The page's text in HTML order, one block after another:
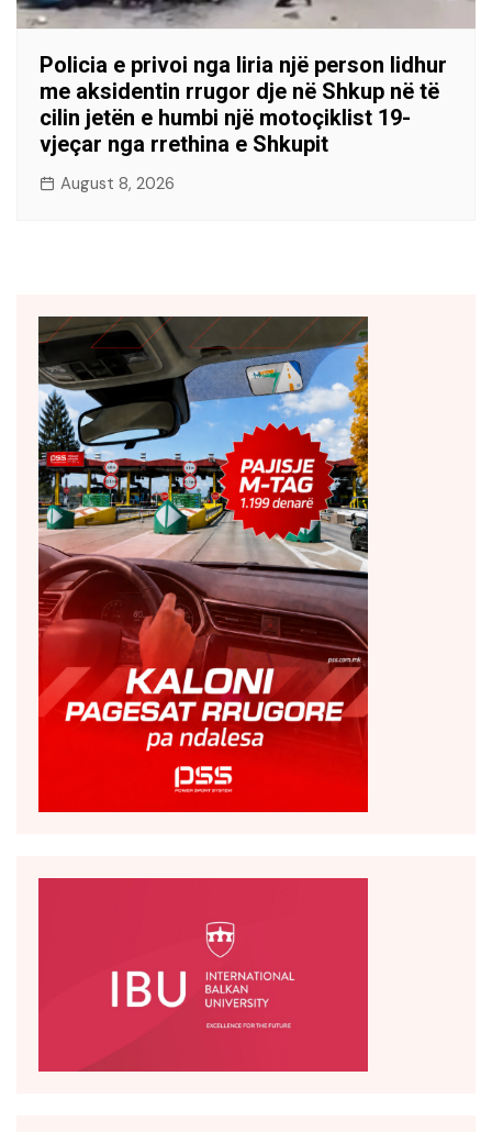
Policia e privoi nga liria një person lidhur
me aksidentin rrugor dje në Shkup në të
cilin jetën e humbi një motoçiklist 19-
vjeçar nga rrethina e Shkupit
August 8, 2026